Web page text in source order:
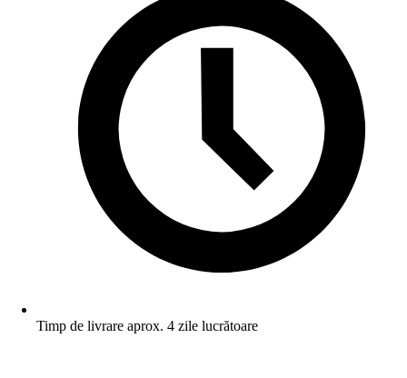
Timp de livrare aprox. 4 zile lucrătoare